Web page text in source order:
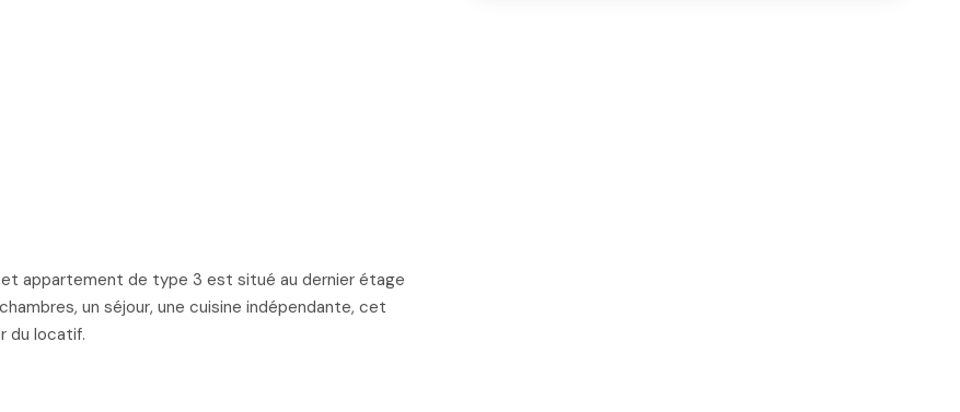
cet appartement de type 3 est situé au dernier étage
un séjour, une cuisine indépendante, cet
du locatif.